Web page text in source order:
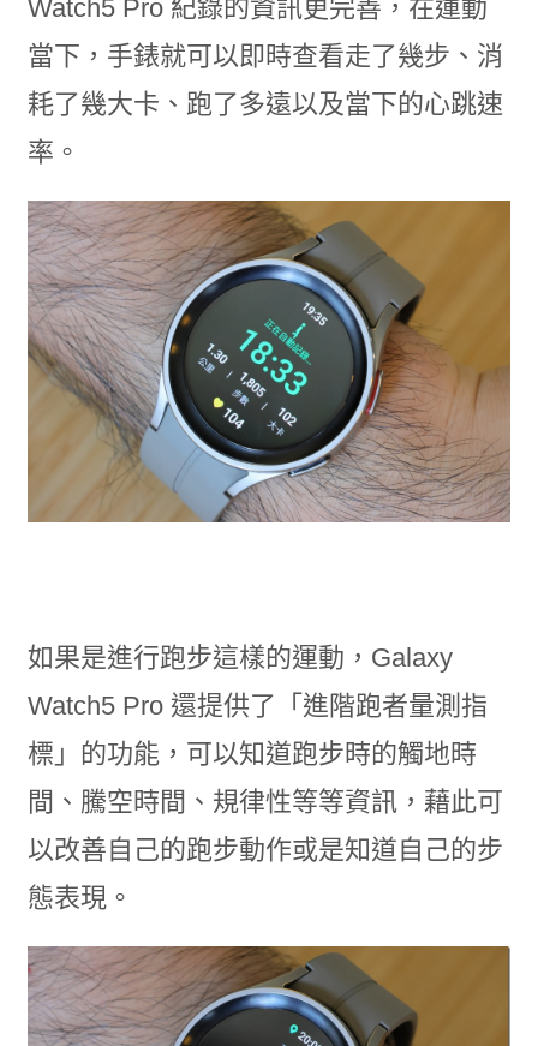
Watch5 Pro 紀錄的資訊更完善，在運動
當下，手錶就可以即時查看走了幾步、消
耗了幾大卡、跑了多遠以及當下的心跳速
率。
如果是進行跑步這樣的運動，Galaxy
Watch5 Pro 還提供了「進階跑者量測指
標」的功能，可以知道跑步時的觸地時
間、騰空時間、規律性等等資訊，藉此可
以改善自己的跑步動作或是知道自己的步
態表現。